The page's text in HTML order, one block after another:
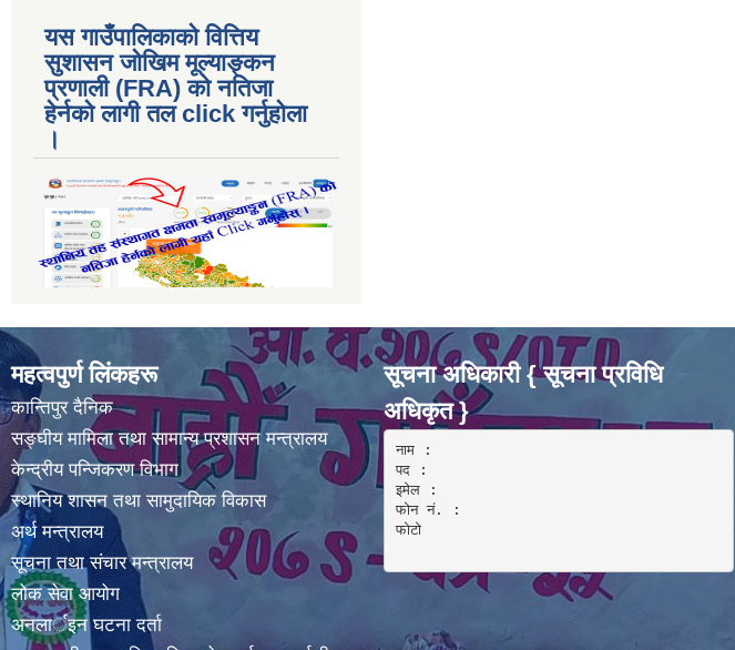
यस गाउँपालिकाकाे वित्तिय
सुशासन जोखिम मूल्याङ्कन
प्रणाली (FRA) काे नतिजा
हेर्नकाे लागी तल click गर्नुहाेला
।
महत्वपुर्ण लिंकहरू
कान्तिपुर दैनिक
सङ्घीय मामिला तथा सामान्य प्रशासन मन्त्रालय
केन्द्रीय पन्जिकरण विभाग
स्थानिय शासन तथा सामुदायिक विकास
अर्थ मन्त्रालय
सूचना तथा संचार मन्त्रालय
लोक सेवा आयोग
अनलार्इन घटना दर्ता
सूचना अधिकारी { सूचना प्रविधि
अधिकृत }
नाम :
पद :
इमेल :
फोन नं. :
फोटो